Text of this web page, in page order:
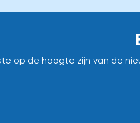
op de hoogte zijn van de